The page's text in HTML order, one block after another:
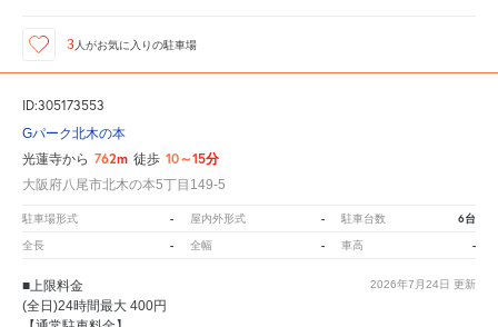
3 人がお気に入りの駐車場
ID:305173553
Gパーク北木の本
光蓮寺から 762m 徒歩 10～15分
大阪府八尾市北木の本5丁目149-5
駐車場形式 - 屋内外形式 - 駐車台数 6台
全長 - 全幅 - 車高 -
2026年7月24日 更新
■上限料金
(全日)24時間最大 400円